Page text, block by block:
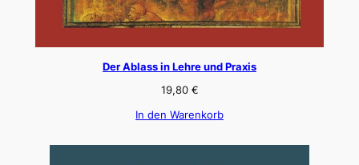
Der Ablass in Lehre und Praxis
19,80 €
In den Warenkorb